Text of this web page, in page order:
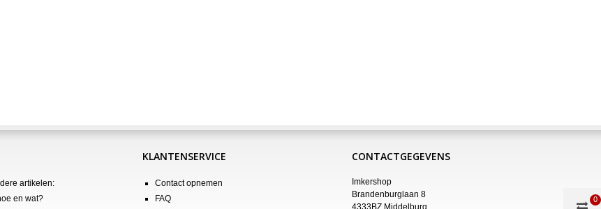
artikelen:
en wat?
KLANTENSERVICE
Contact opnemen
FAQ
CONTACTGEGEVENS
Imkershop
Brandenburglaan 8
4333BZ Middelburg
0